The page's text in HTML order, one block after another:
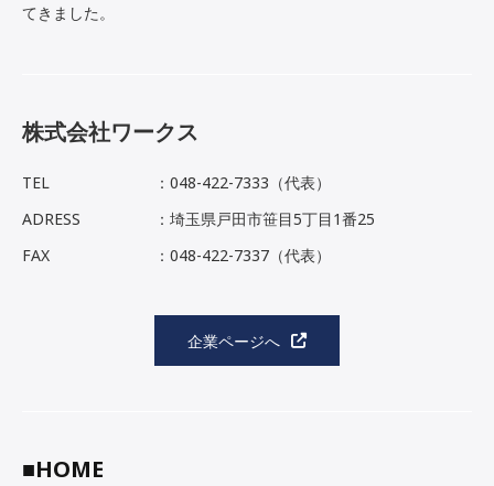
てきました。
株式会社ワークス
TEL
：048-422-7333（代表）
ADRESS
：埼玉県戸田市笹目5丁目1番25
FAX
：048-422-7337（代表）
企業ページへ
■HOME